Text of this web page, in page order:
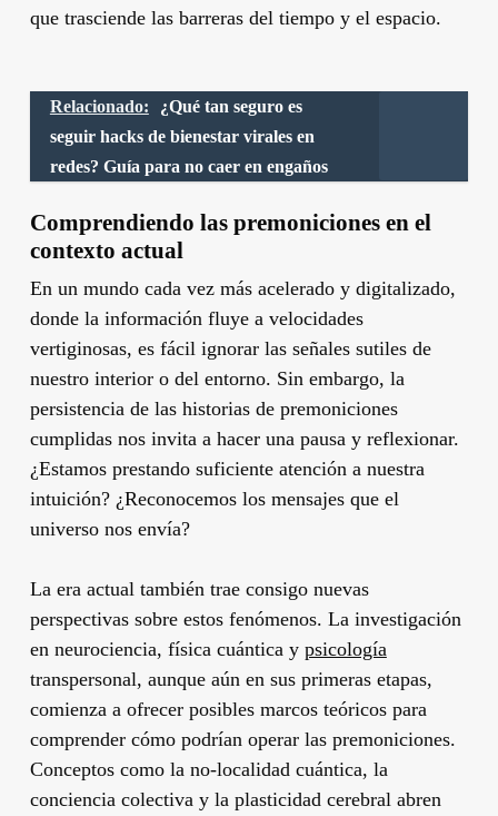
que trasciende las barreras del tiempo y el espacio.
Relacionado:
¿Qué tan seguro es
seguir hacks de bienestar virales en
redes? Guía para no caer en engaños
Comprendiendo las premoniciones en el
contexto actual
En un mundo cada vez más acelerado y digitalizado,
donde la información fluye a velocidades
vertiginosas, es fácil ignorar las señales sutiles de
nuestro interior o del entorno. Sin embargo, la
persistencia de las historias de premoniciones
cumplidas nos invita a hacer una pausa y reflexionar.
¿Estamos prestando suficiente atención a nuestra
intuición? ¿Reconocemos los mensajes que el
universo nos envía?
La era actual también trae consigo nuevas
perspectivas sobre estos fenómenos. La investigación
en neurociencia, física cuántica y psicología
transpersonal, aunque aún en sus primeras etapas,
comienza a ofrecer posibles marcos teóricos para
comprender cómo podrían operar las premoniciones.
Conceptos como la no-localidad cuántica, la
conciencia colectiva y la plasticidad cerebral abren